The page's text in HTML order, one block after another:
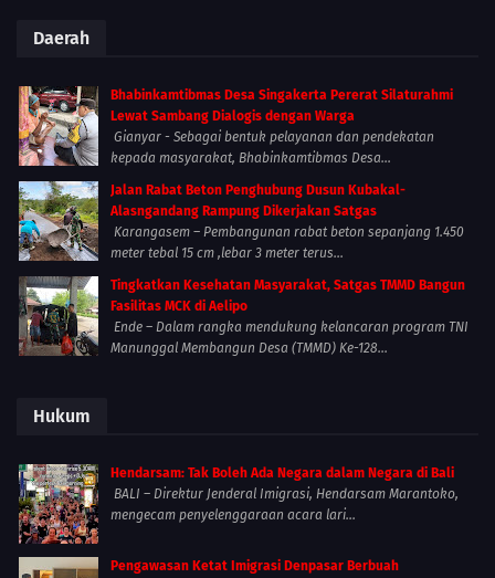
Daerah
Bhabinkamtibmas Desa Singakerta Pererat Silaturahmi
Lewat Sambang Dialogis dengan Warga
Gianyar - Sebagai bentuk pelayanan dan pendekatan
kepada masyarakat, Bhabinkamtibmas Desa...
Jalan Rabat Beton Penghubung Dusun Kubakal-
Alasngandang Rampung Dikerjakan Satgas
Karangasem – Pembangunan rabat beton sepanjang 1.450
meter tebal 15 cm ,lebar 3 meter terus...
Tingkatkan Kesehatan Masyarakat, Satgas TMMD Bangun
Fasilitas MCK di Aelipo
Ende – Dalam rangka mendukung kelancaran program TNI
Manunggal Membangun Desa (TMMD) Ke-128...
Hukum
Hendarsam: Tak Boleh Ada Negara dalam Negara di Bali
BALI – Direktur Jenderal Imigrasi, Hendarsam Marantoko,
mengecam penyelenggaraan acara lari...
Pengawasan Ketat Imigrasi Denpasar Berbuah